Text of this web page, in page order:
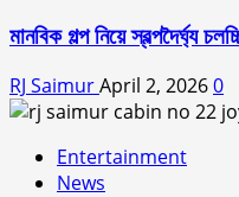
মানবিক গল্প নিয়ে স্বল্পদৈর্ঘ‍্য
RJ SaimurApril 2, 20260
Entertainment
News